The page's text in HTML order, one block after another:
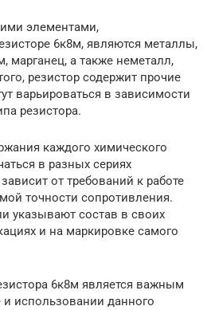
элементами,
6к8м, являются металлы,
марганец, а также неметалл,
резистор содержит прочие
варьироваться в зависимости
резистора.
каждого химического
в разных сериях
от требований к работе
точности сопротивления.
указывают состав в своих
и на маркировке самого
6к8м является важным
использовании данного